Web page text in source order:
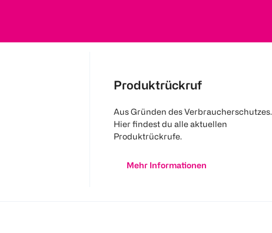
Produktrückruf
Aus Gründen des Verbraucherschutzes.
Hier findest du alle aktuellen
Produktrückrufe.
Mehr Informationen